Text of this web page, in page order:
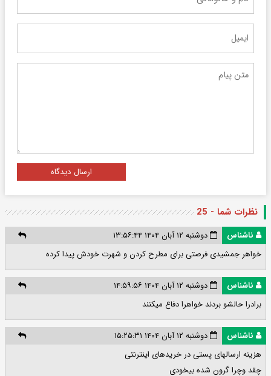
ارسال دیدگاه
نظرات شما - 25
ناشناس
دوشنبه ۱۲ آبان ۱۴۰۴ ۱۳:۵۶:۴۴
خواهر جمشیدی فرصتی برای مطرح کردن و شهرت خودش پیدا کرده
ناشناس
دوشنبه ۱۲ آبان ۱۴۰۴ ۱۴:۵۹:۵۶
برادرا حالشو بردند خواهرا دفاع میکنند
ناشناس
دوشنبه ۱۲ آبان ۱۴۰۴ ۱۵:۲۵:۳۱
هزینه ارسالهای پستی در خریدهای اینترنتی
چقد وچرا گرون شده بیخودی